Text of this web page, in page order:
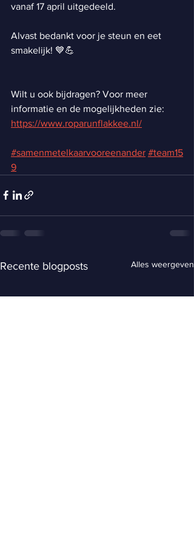
vanaf 17 april uitgedeeld.
Alvast bedankt voor je steun en eet
smakelijk! 💙💪
Wilt u ook bijdragen? Voor meer
informatie en de mogelijkheden zie:
https://www.roparunflakkee.nl/
#samenmetelkaarvooreenander #team15
9
Recente blogposts Alles weergeven